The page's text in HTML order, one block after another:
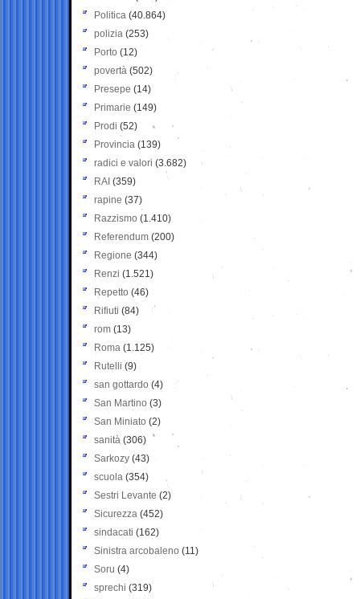
Politica (40.864)
polizia (253)
Porto (12)
povertà (502)
Presepe (14)
Primarie (149)
Prodi (52)
Provincia (139)
radici e valori (3.682)
RAI (359)
rapine (37)
Razzismo (1.410)
Referendum (200)
Regione (344)
Renzi (1.521)
Repetto (46)
Rifiuti (84)
rom (13)
Roma (1.125)
Rutelli (9)
san gottardo (4)
San Martino (3)
San Miniato (2)
sanità (306)
Sarkozy (43)
scuola (354)
Sestri Levante (2)
Sicurezza (452)
sindacati (162)
Sinistra arcobaleno (11)
Soru (4)
sprechi (319)